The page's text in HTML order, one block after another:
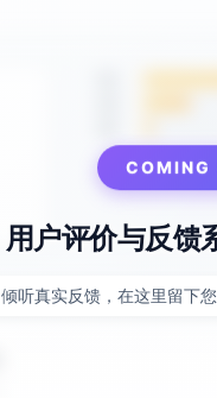
COMING
用户评价与反馈
倾听真实反馈，在这里留下